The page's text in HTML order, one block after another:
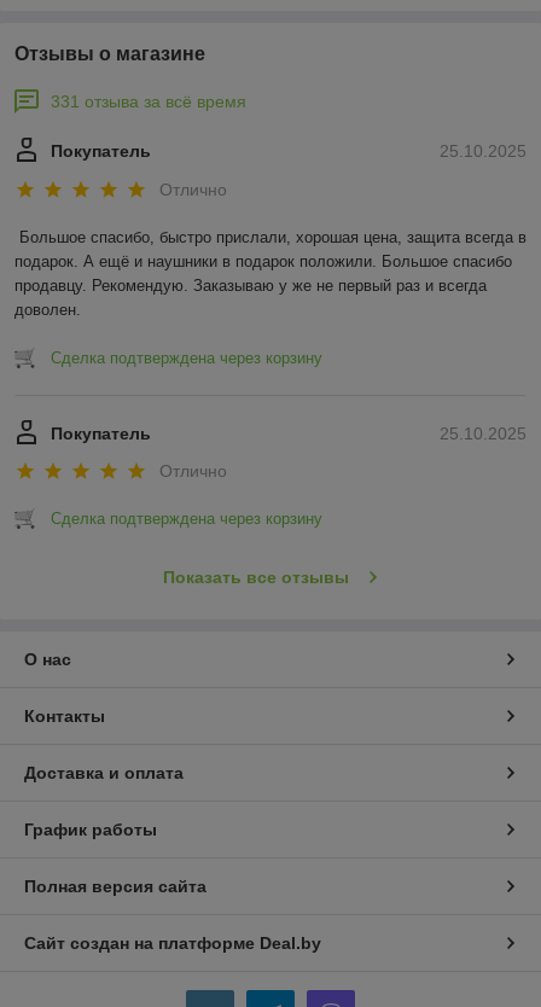
Отзывы о магазине
331 отзыва за всё время
25.10.2025
Покупатель
Отлично
Большое спасибо, быстро прислали, хорошая цена, защита всегда в
подарок. А ещё и наушники в подарок положили. Большое спасибо
продавцу. Рекомендую. Заказываю у же не первый раз и всегда
доволен.
Сделка подтверждена через корзину
25.10.2025
Покупатель
Отлично
Сделка подтверждена через корзину
Показать все отзывы
О нас
Контакты
Доставка и оплата
График работы
Полная версия сайта
Сайт создан на платформе Deal.by